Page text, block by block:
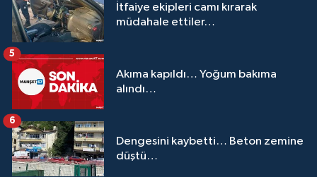
İtfaiye ekipleri camı kırarak
müdahale ettiler…
Akıma kapıldı… Yoğum bakıma
alındı…
5
Dengesini kaybetti… Beton zemine
düştü…
6